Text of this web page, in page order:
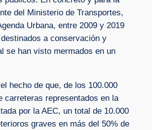
del Ministerio de Transportes,
Urbana, entre 2009 y 2019
a conservación y
se han visto mermados en un
hecho de que, de los 100.000
carreteras representados en la
por la AEC, un total de 10.000
graves en más del 50% de